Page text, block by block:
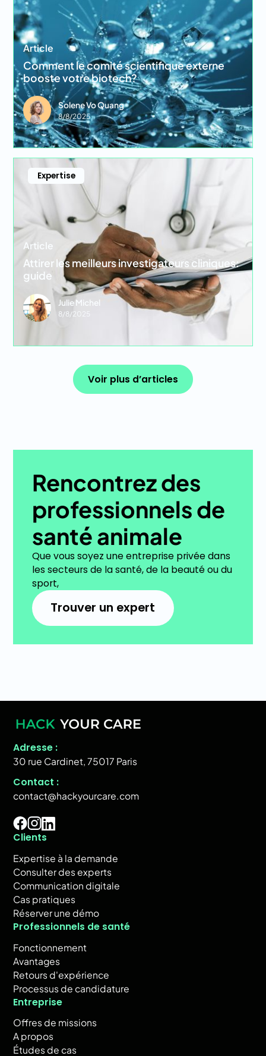
Article
Comment le comité scientifique externe
booste votre biotech?
Solene Vo Quang
8/8/2025
Expertise
Article
Attirer les meilleurs investigateurs cliniques:
guide
Julie Michel
8/8/2025
Voir plus d’articles
Rencontrez des
professionnels de
santé animale
Que vous soyez une entreprise privée dans
les secteurs de la santé, de la beauté ou du
sport,
Trouver un expert
Adresse :
30 rue Cardinet, 75017 Paris
Contact :
contact@hackyourcare.com
Clients
Expertise à la demande
Consulter des experts
Communication digitale
Cas pratiques
Réserver une démo
Professionnels de santé
Fonctionnement
Avantages
Retours d'expérience
Processus de candidature
Entreprise
Offres de missions
A propos
Études de cas